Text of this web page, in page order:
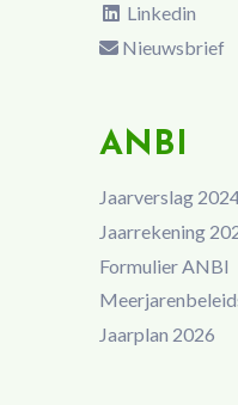
Linkedin
Nieuwsbrief
ANBI
Jaarverslag
Jaarrekening
Formulier ANBI
Jaarplan 2026